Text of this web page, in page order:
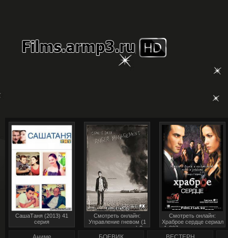
СашаТаня (2013) 41
серия
Смотреть онлайн:
Управление гневом (1
сезон полностью) 2
сезон (1-47 серия)
Смотреть онлайн:
Храброе сердце сериал
1-207 серия смотреть
онлайн / Corazón valiente